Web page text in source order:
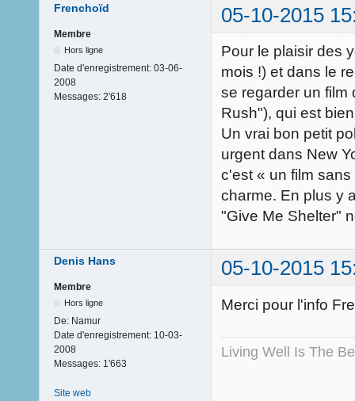
Frenchoïd 05-10-2015
Membre
Hors ligne
Date d'enregistrement: 03-06-
2008
Messages: 2'618
Pour le plaisir des
mois !) et dans le
se regarder un film
Rush"), qui est
Un vrai bon petit
urgent dans New
c'est « un film
charme. En plus y
"Give Me Shelter"
Denis Hans 05-10-2015
Membre
Hors ligne
De: Namur
Date d'enregistrement: 10-03-
2008
Messages: 1'663
Merci pour l'info
Living Well Is The
Site web